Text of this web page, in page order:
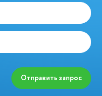
Отправить запрос